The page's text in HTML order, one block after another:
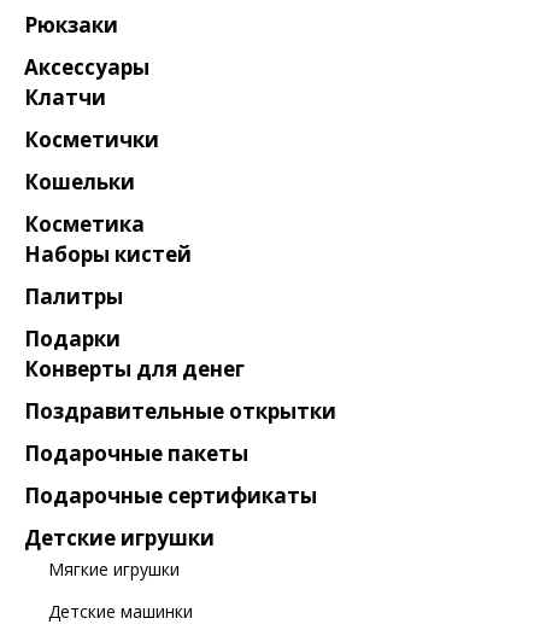
Рюкзаки
Аксессуары
Клатчи
Косметички
Кошельки
Косметика
Наборы кистей
Палитры
Подарки
Конверты для денег
Поздравительные открытки
Подарочные пакеты
Подарочные сертификаты
Детские игрушки
Мягкие игрушки
Детские машинки